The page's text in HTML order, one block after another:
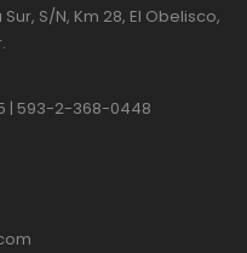
S/N, Km 28, El Obelisco,
| 593-2-368-0448